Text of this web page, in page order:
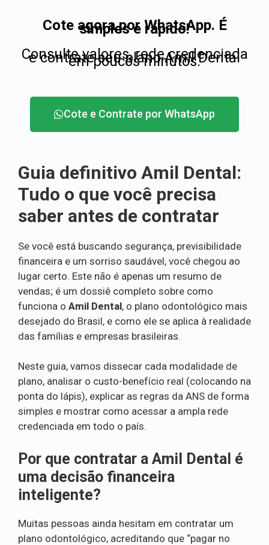
Cote agora por WhatsApp. É
simples e rápido!
Consulte valores, rede credenciada
e contrate seu plano Amil Dental
em poucos minutos.
Cote e Contrate por WhatsApp
Guia definitivo Amil Dental:
Tudo o que você precisa
saber antes de contratar
Se você está buscando segurança, previsibilidade
financeira e um sorriso saudável, você chegou ao
lugar certo. Este não é apenas um resumo de
vendas; é um dossiê completo sobre como
funciona o Amil Dental, o plano odontológico mais
desejado do Brasil, e como ele se aplica à realidade
das famílias e empresas brasileiras.
Neste guia, vamos dissecar cada modalidade de
plano, analisar o custo-benefício real (colocando na
ponta do lápis), explicar as regras da ANS de forma
simples e mostrar como acessar a ampla rede
credenciada em todo o país.
Por que contratar a Amil Dental é
uma decisão financeira
inteligente?
Muitas pessoas ainda hesitam em contratar um
plano odontológico, acreditando que “pagar no